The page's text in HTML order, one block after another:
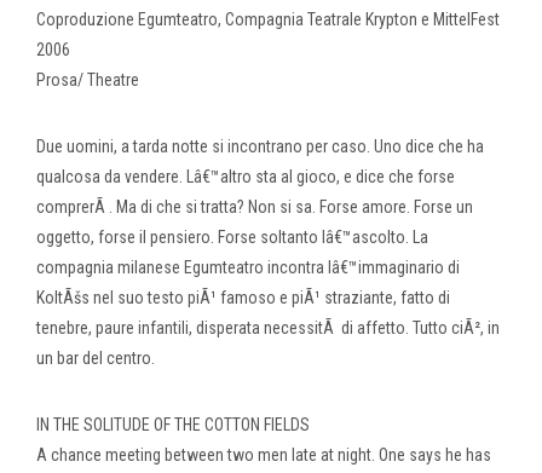
Coproduzione Egumteatro, Compagnia Teatrale Krypton e MittelFest
2006
Prosa/ Theatre
Due uomini, a tarda notte si incontrano per caso. Uno dice che ha
qualcosa da vendere. Lâ€™altro sta al gioco, e dice che forse
comprerÃ . Ma di che si tratta? Non si sa. Forse amore. Forse un
oggetto, forse il pensiero. Forse soltanto lâ€™ascolto. La
compagnia milanese Egumteatro incontra lâ€™immaginario di
KoltÃšs nel suo testo piÃ¹ famoso e piÃ¹ straziante, fatto di
tenebre, paure infantili, disperata necessitÃ di affetto. Tutto ciÃ², in
un bar del centro.
IN THE SOLITUDE OF THE COTTON FIELDS
A chance meeting between two men late at night. One says he has